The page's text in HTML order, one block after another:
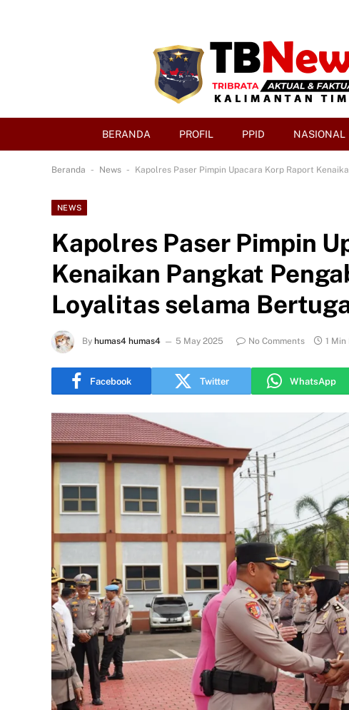
BERANDA PROFIL PPID NASIONAL
Beranda - News - Kapolres Paser Pimpin Upacara Korp Raport
NEWS
Kapolres Paser Pimpin
Kenaikan Pangkat
Loyalitas selama
By humas4 humas4 5 May 2025 No Comments 1 Min
Facebook Twitter WhatsApp